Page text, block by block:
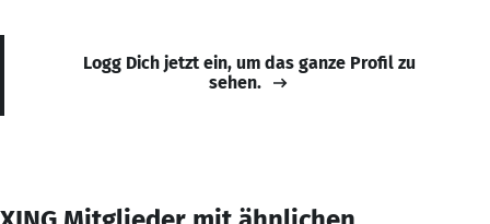
Logg Dich jetzt ein, um das ganze Profil zu
sehen.